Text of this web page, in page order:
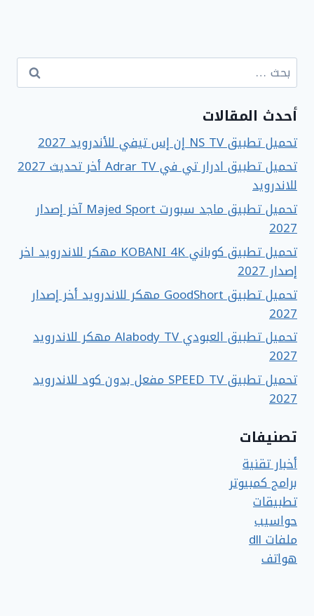
البحث
عن:
أحدث المقالات
تحميل تطبيق NS TV إن إس تيفي للأندرويد 2027
تحميل تطبيق ادرار تي في Adrar TV أخر تحديث 2027
للاندرويد
تحميل تطبيق ماجد سبورت Majed Sport آخر إصدار
2027
تحميل تطبيق كوباني KOBANI 4K مهكر للاندرويد اخر
إصدار 2027
تحميل تطبيق GoodShort مهكر للاندرويد أخر إصدار
2027
تحميل تطبيق العبودي Alabody TV مهكر للاندرويد
2027
تحميل تطبيق SPEED TV مفعل بدون كود للاندرويد
2027
تصنيفات
أخبار تقنية
برامج كمبيوتر
تطبيقات
حواسيب
ملفات dll
هواتف